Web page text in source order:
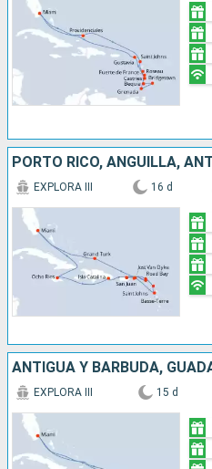
EXPLORA III 16 d
EXPLORA III 15 d